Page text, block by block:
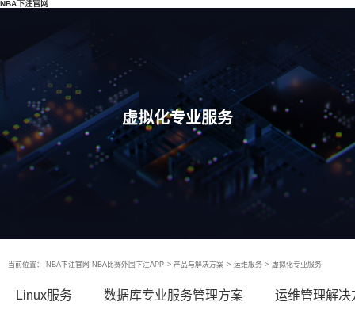
NBA下注官网
虚拟化专业服务
当前位置： NBA下注官网-NBA比赛外围下注APP > 产品与解决方案 > 运维服务 > 虚拟化专业服务
Linux服务 数据库专业服务管理方案 运维管理解决